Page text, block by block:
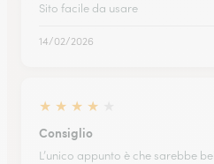
Sito facile da usare
14/02/2026
★ ★ ★ ★
Consiglio
L’unico appunto è che sarebbe